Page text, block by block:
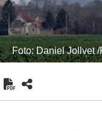
Foto: Daniel Jollvet /